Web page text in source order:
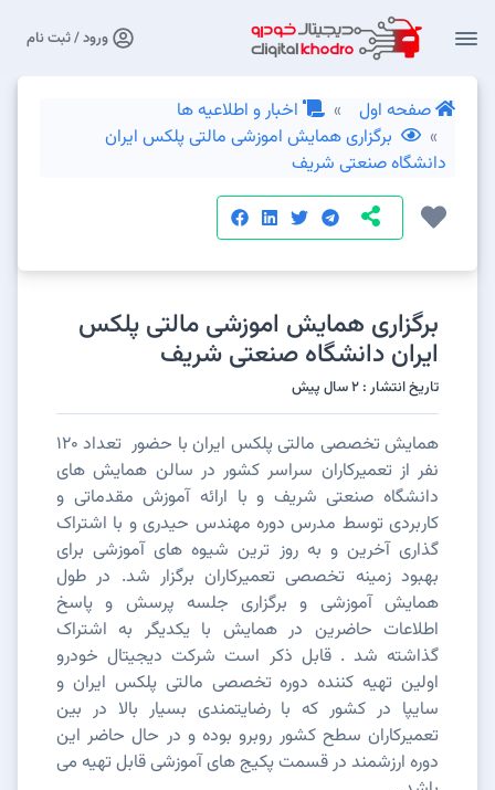
ورود / ثبت نام
صفحه اول
اخبار و اطلاعیه ها
برگزاری همایش اموزشی مالتی پلکس ایران
دانشگاه صنعتی شریف
برگزاری همایش اموزشی مالتی پلکس
ایران دانشگاه صنعتی شریف
تاریخ انتشار : 2 سال پیش
همایش تخصصی مالتی پلکس ایران با حضور تعداد 120
نفر از تعمیرکاران سراسر کشور در سالن همایش های
دانشگاه صنعتی شریف و با ارائه آموزش مقدماتی و
کاربردی توسط مدرس دوره مهندس حیدری و با اشتراک
گذاری آخرین و به روز ترین شیوه های آموزشی برای
بهبود زمینه تخصصی تعمیرکاران برگزار شد. در طول
همایش آموزشی و برگزاری جلسه پرسش و پاسخ
اطلاعات حاضرین در همایش با یکدیگر به اشتراک
گذاشته شد . قابل ذکر است شرکت دیجیتال خودرو
اولین تهیه کننده دوره تخصصی مالتی پلکس ایران و
سایپا در کشور که با رضایتمندی بسیار بالا در بین
تعمیرکاران سطح کشور روبرو بوده و در حال حاضر این
دوره ارزشمند در قسمت پکیج های آموزشی قابل تهیه می